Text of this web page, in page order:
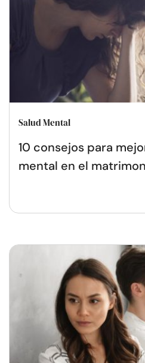
Salud Mental
10 consejos para
mental en el